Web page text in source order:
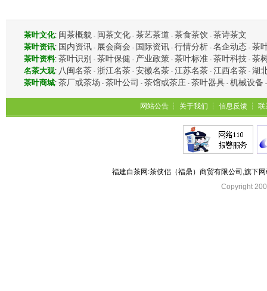
茶叶文化: 闽茶概貌 - 闽茶文化 - 茶艺茶道 - 茶食茶饮 - 茶诗茶文
茶叶资讯: 国内资讯 - 展会商会 - 国际资讯 - 行情分析 - 名企动态 - 茶
茶叶资料: 茶叶识别 - 茶叶保健 - 产业政策 - 茶叶标准 - 茶叶科技 - 茶
名茶大观: 八闽名茶 - 浙江名茶 - 安徽名茶 - 江苏名茶 - 江西名茶 - 湖
茶叶商城: 茶厂或茶场 - 茶叶公司 - 茶馆或茶庄 - 茶叶器具 - 机械设备
网站公告 ┆ 关于我们 ┆ 信息反馈 ┆ 联
福建白茶网:茶侠侣（福鼎）商贸有限公司,旗下
Copyright